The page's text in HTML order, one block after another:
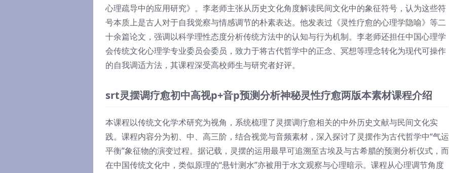
心理疏导中的应用研究》。李老师主张从历史文化角度解读民间文化中的象征符号，认为这些符
号本质上是古人对于自我觉察与情感调节的朴素表达。他发表过《灵性疗愈的心理学隐喻》等二
十余篇论文，强调以科学理性态度分析传统方法中的认知与行为机制。李老师还担任中国心理学
会传统文化心理学专业委员会委员，致力于将古代哲学中的正念、冥想等理念转化为现代可操作
的自我调适方法，其课程深受高校师生与研究者好评。
srt灵摆调疗愈初中高视p+音p预测分析神秘灵性疗愈两版本素材课程介绍
本课程以传统文化学术研究为视角，系统梳理了灵摆调疗愈相关的中外历史文献与民间文化实
践。课程内容分为初、中、高三阶，结合视觉与音频素材，深入探讨了灵摆作为古代哲学中“气运
平衡”象征物的演变过程。据记载，灵摆的运用最早可追溯至古埃及与古希腊的预测分析仪式，而
在中国传统文化中，类似原理的“悬针测水”亦被用于水文观察与心理暗示。课程从心理调节角度